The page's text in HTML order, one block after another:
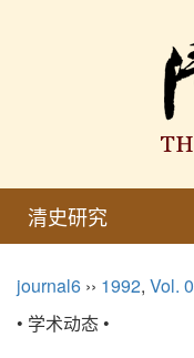
清史研究
journal6 ›› 1992, Vol. 0
• 学术动态 •